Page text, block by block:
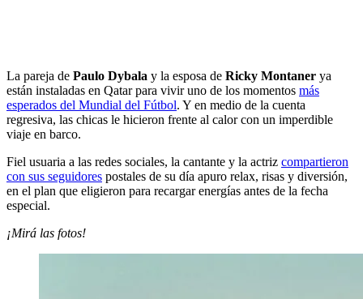
La pareja de Paulo Dybala y la esposa de Ricky Montaner ya
están instaladas en Qatar para vivir uno de los momentos más
esperados del Mundial del Fútbol. Y en medio de la cuenta
regresiva, las chicas le hicieron frente al calor con un imperdible
viaje en barco.
Fiel usuaria a las redes sociales, la cantante y la actriz compartieron
con sus seguidores postales de su día apuro relax, risas y diversión,
en el plan que eligieron para recargar energías antes de la fecha
especial.
¡Mirá las fotos!